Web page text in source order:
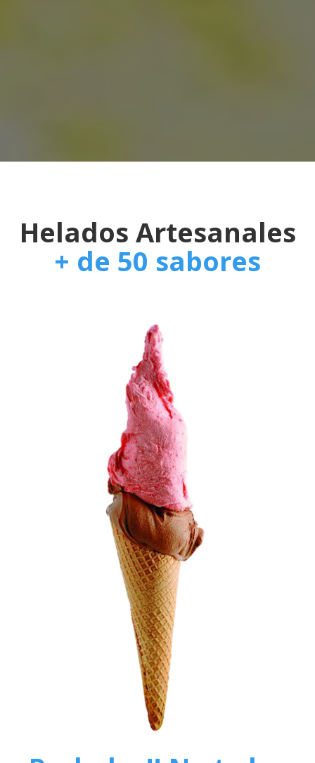
Helados Artesanales
+ de 50 sabores